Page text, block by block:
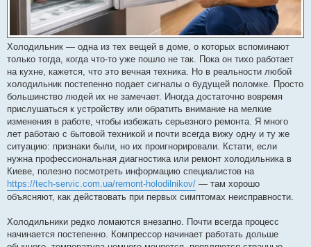
Холодильник — одна из тех вещей в доме, о которых вспоминают
только тогда, когда что-то уже пошло не так. Пока он тихо работает
на кухне, кажется, что это вечная техника. Но в реальности любой
холодильник постепенно подает сигналы о будущей поломке. Просто
большинство людей их не замечает. Иногда достаточно вовремя
прислушаться к устройству или обратить внимание на мелкие
изменения в работе, чтобы избежать серьезного ремонта. Я много
лет работаю с бытовой техникой и почти всегда вижу одну и ту же
ситуацию: признаки были, но их проигнорировали. Кстати, если
нужна профессиональная диагностика или ремонт холодильника в
Киеве, полезно посмотреть информацию специалистов на
https://tech-servic.com.ua/remont-holodilnikov/ — там хорошо
объясняют, как действовать при первых симптомах неисправности.
Холодильники редко ломаются внезапно. Почти всегда процесс
начинается постепенно. Компрессор начинает работать дольше